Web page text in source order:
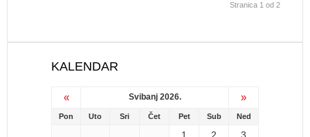
Stranica 1 od 2
KALENDAR
« Svibanj 2026. »
Pon Uto Sri Čet Pet Sub Ned